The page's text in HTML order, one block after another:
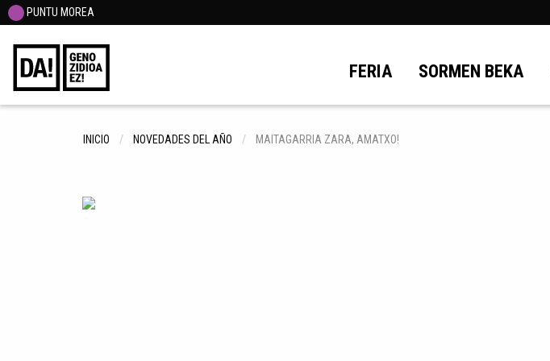
PUNTU MOREA
FERIA SORMEN BEKA
INICIO NOVEDADES DEL AÑO MAITAGARRIA ZARA, AMATXO!